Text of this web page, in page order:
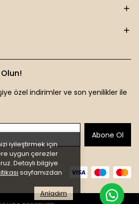
iyileştirmek için
uygun çerezler
Detaylı bilgiye
sayfamızdan
Anladım
özel indirimler ve son yenilikler ile
Abone Ol